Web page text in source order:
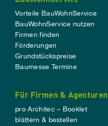
Vorteile BauWohnService
BauWohnService nutzen
Firmen finden
Förderungen
Grundstückspreise
Baumesse Termine
Für Firmen & Agenturen
pro Architec – Booklet
blättern & bestellen